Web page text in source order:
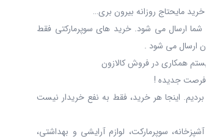
مایحتاج روزانه بیرون بری…
شما ارسال می شود. خرید های سوپرمارکتی فقط
ارسال می شود .
همکاری در فروش کالازون
فرصت جدیده !
بردیم. اینجا هر خرید، فقط به نفع خریدار نیست
سوپرمارکت، لوازم آرایشی و بهداشتی،